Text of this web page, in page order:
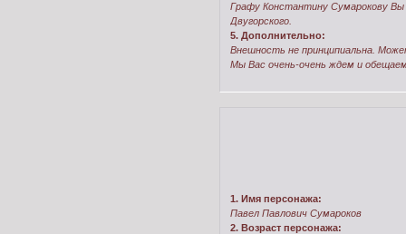
Графу Константину Сумарокову
Двугорского.
5. Дополнительно:
Внешность не принципиальна.
Мы Вас очень-очень ждем и
1. Имя персонажа:
Павел Павлович Сумароков
2. Возраст персонажа: